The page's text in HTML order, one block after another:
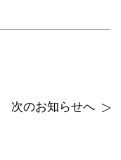
次のお知らせへ